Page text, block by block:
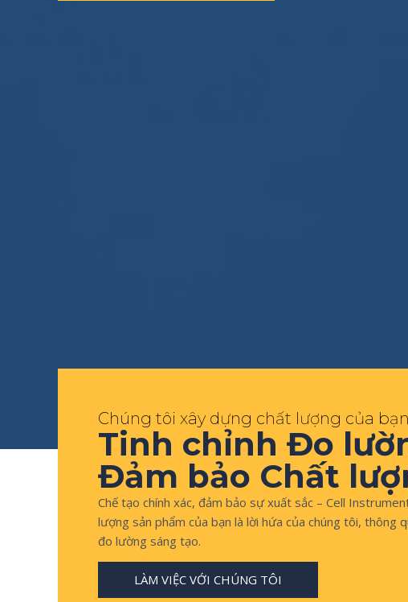
Chúng tôi xây dựng chất lượng của bạn
Tinh chỉnh Đo
Đảm bảo Chất
Chế tạo chính xác, đảm bảo sự xuất sắc – Cell
lượng sản phẩm của bạn là lời hứa của chúng tôi, thông
đo lường sáng tạo.
LÀM VIỆC VỚI CHÚNG TÔI